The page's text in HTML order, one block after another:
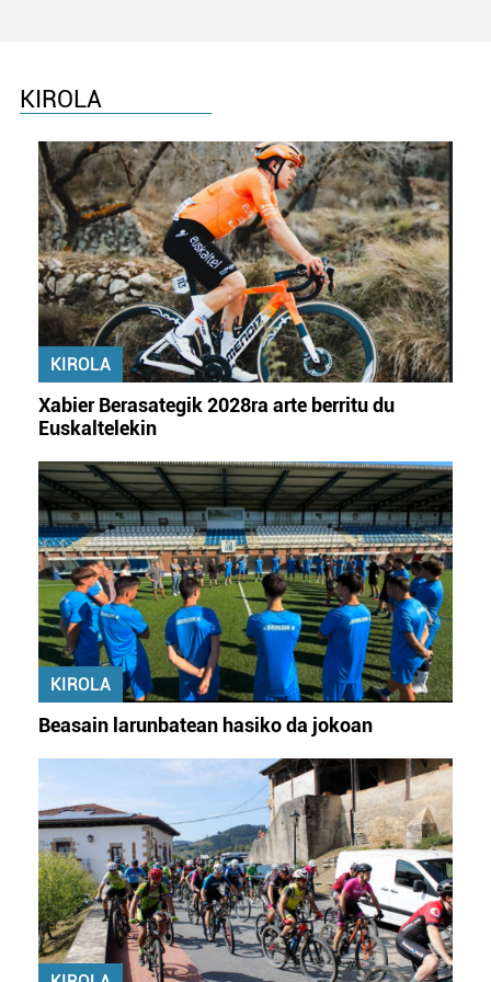
fitxategiak erabiltzen ditu. Zure esperientzia eta
zerbitzuak hobetzeko asmoz, cookie teknologiaz
baliatzen gara. Ohar hau onartuz gero, teknologia hori
erabiltzeko baimen esplizitua ematen diguzu.Gehiago
irakurri
KIROLA
KIROLA
Xabier Berasategik 2028ra arte berritu du
Euskaltelekin
KIROLA
Beasain larunbatean hasiko da jokoan